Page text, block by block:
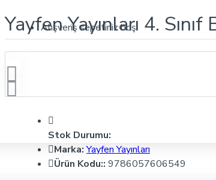
Alışveriş sepetiniz boş!
Yayfen Yayınları 4.
Stok Durumu:
Marka: Yayfen Yayınları
Ürün Kodu:: 9786057606549